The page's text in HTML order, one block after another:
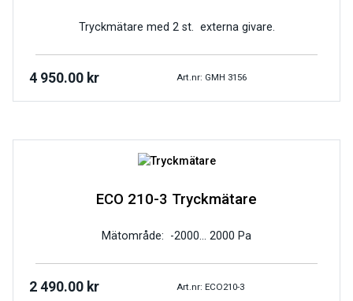
Tryckmätare med 2 st. externa givare.
4 950.00 kr Art.nr: GMH 3156
ECO 210-3 Tryckmätare
Mätområde: -2000… 2000 Pa
2 490.00 kr Art.nr: ECO210-3